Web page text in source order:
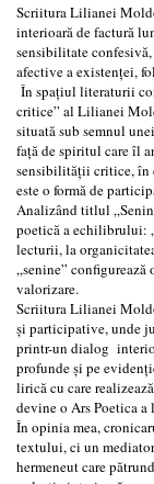
Scriitura Lilianei
interioară de factură
sensibilitate
afective a existenței,
În spațiul literaturii
critice” al Lilianei
situată sub semnul
față de spiritul care îl
sensibilității critice, în
este o formă de
Analizând titlul
poetică a echilibrului:
lecturii, la
„senine”
valorizare.
Scriitura Lilianei
și participative, unde
printr-un dialog
profunde și pe
lirică cu care
devine o Ars Poetica
În opinia mea,
textului, ci un
hermeneut care